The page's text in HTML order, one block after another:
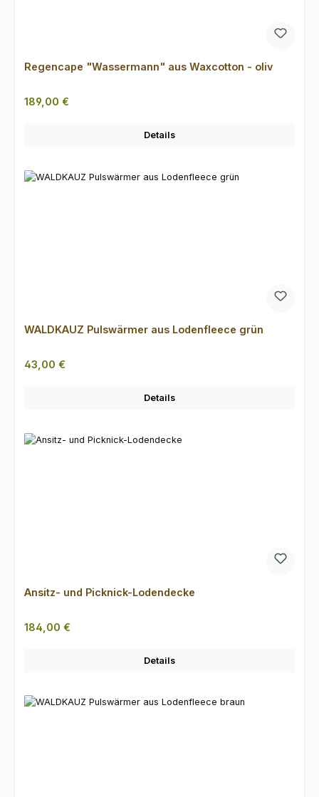
Regencape "Wassermann" aus Waxcotton - oliv
Regulärer Preis:
189,00 €
Details
WALDKAUZ Pulswärmer aus Lodenfleece grün
Regulärer Preis:
43,00 €
Details
Ansitz- und Picknick-Lodendecke
Regulärer Preis:
184,00 €
Details